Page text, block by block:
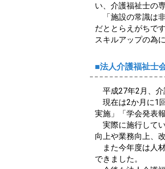
い、介護福祉士の
「施設の常識は
だととらえがちで
スキルアップの為
■法人介護福祉士
平成27年2月、介
現在は2か月に1
実施」「学会発表
実際に施行して
向上や業務向上、
また今年度は人
できました。